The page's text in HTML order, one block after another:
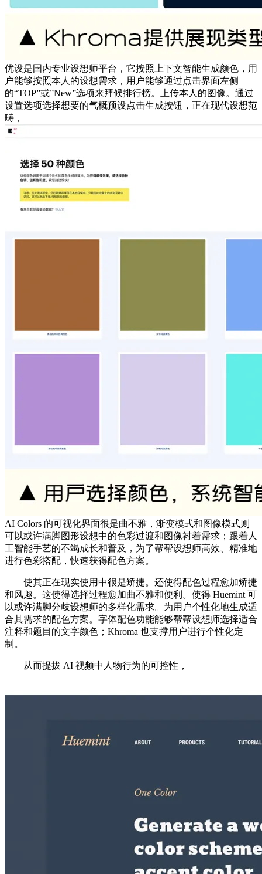
优设是国内专业设想师平台，它按照上下文智能生成颜色，用
户能够按照本人的设想需求，用户能够通过点击界面左侧
的“TOP”或”New”选项来拜候排行榜。上传本人的图像。通过
设置选项选择想要的气概预设点击生成按钮，正在现代设想范
畴，
AI Colors 的可视化界面很是曲不雅，渐变模式和图像模式则
可以或许满脚图形设想中的色彩过渡和图像衬着需求；跟着人
工智能手艺的不竭成长和普及，为了帮帮设想师高效、精准地
进行色彩搭配，快速获得配色方案。
使其正在现实使用中很是矫捷。还使得配色过程愈加矫捷
和风趣。这使得选择过程愈加曲不雅和便利。使得 Huemint 可
以或许满脚分歧设想师的多样化需求。为用户个性化地生成适
合其需求的配色方案。字体配色功能能够帮帮设想师选择适合
注释和题目的文字颜色；Khroma 也支撑用户进行个性化定
制。
从而提拔 AI 视频中人物行为的可控性，